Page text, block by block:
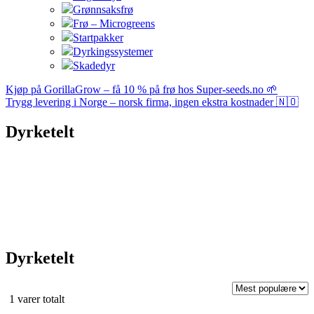
Grønnsaksfrø
Frø – Microgreens
Startpakker
Dyrkingssystemer
Skadedyr
Kjøp på GorillaGrow – få 10 % på frø hos Super-seeds.no 🌱
Trygg levering i Norge – norsk firma, ingen ekstra kostnader 🇳🇴
Dyrketelt
Dyrketelt
1 varer totaltSortert